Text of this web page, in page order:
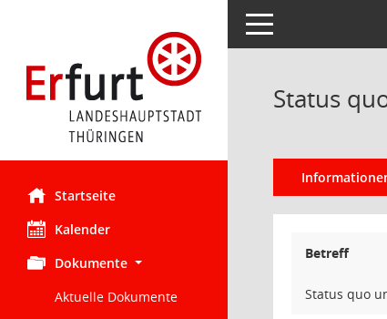
Startseite
Kalender
Dokumente
Aktuelle Dokumente
Toggle navigation
Status
Betreff
Status quo